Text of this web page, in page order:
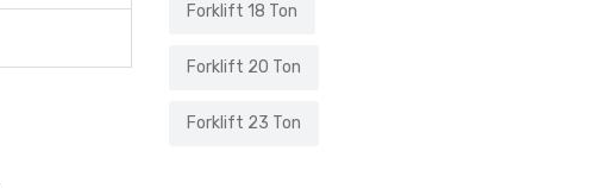
Forklift 18 Ton
Forklift 20 Ton
Forklift 23 Ton